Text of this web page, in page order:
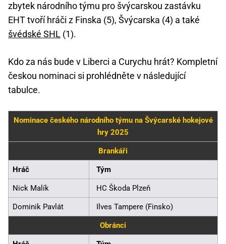
zbytek národního týmu pro švýcarskou zastávku
EHT tvoří hráči z Finska (5), Švýcarska (4) a také
švédské SHL (1).
Kdo za nás bude v Liberci a Curychu hrát? Kompletní
českou nominaci si prohlédněte v následující
tabulce.
Nominace českého národního týmu na Švýcarské hokejové
hry 2025
Brankáři
Hráč Tým
Nick Malík HC Škoda Plzeň
Dominik Pavlát Ilves Tampere (Finsko)
Obránci